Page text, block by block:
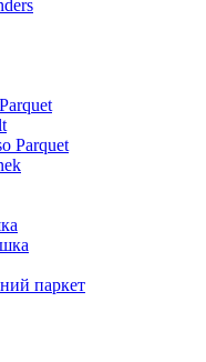
Parquet
паркет